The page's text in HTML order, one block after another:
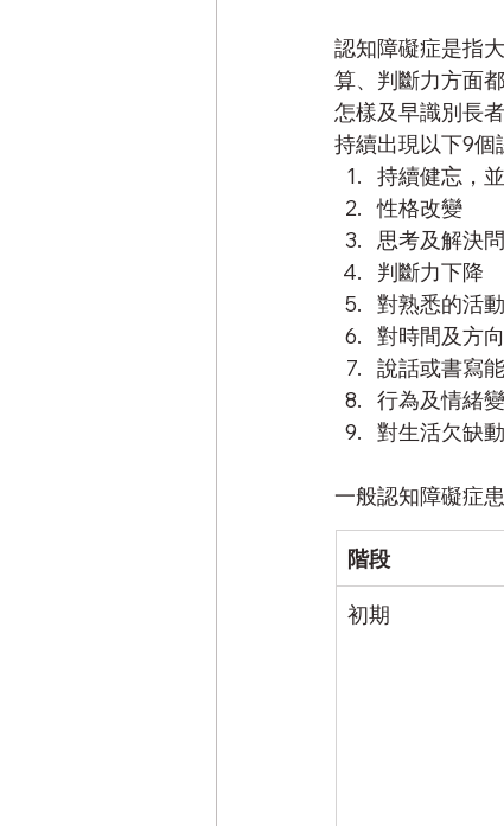
認知障礙症是指
算、判斷力方面
怎樣及早識別長
持續出現以下9個
持續健忘，
性格改變
思考及解決
判斷力下降
對熟悉的活
對時間及方
說話或書寫
行為及情緒
對生活欠缺
一般認知障礙症
階段
初期